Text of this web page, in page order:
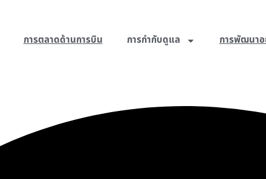
การตลาดด้านการบิน การกำกับดูแล การพัฒนา